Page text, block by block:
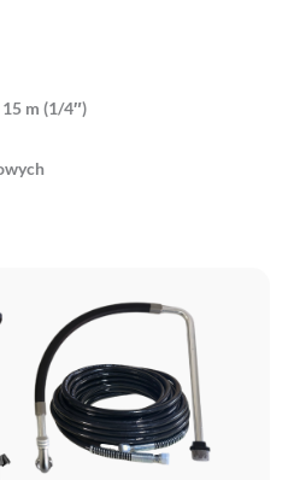
m (1/4″)